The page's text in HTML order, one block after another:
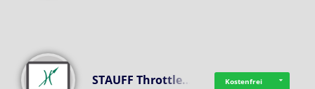
STAUFF Throttle… Kostenfrei